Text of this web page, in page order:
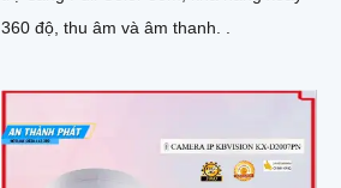
360 độ, thu âm và âm thanh. .